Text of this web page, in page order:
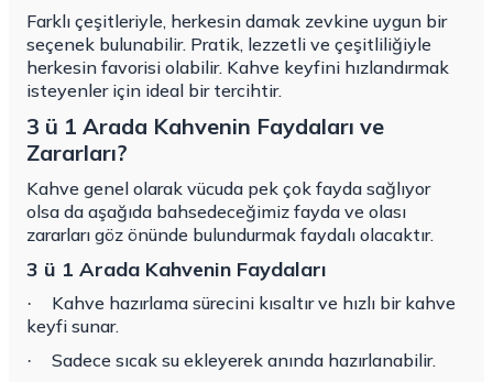
Farklı çeşitleriyle, herkesin damak zevkine uygun bir
seçenek bulunabilir. Pratik, lezzetli ve çeşitliliğiyle
herkesin favorisi olabilir. Kahve keyfini hızlandırmak
isteyenler için ideal bir tercihtir.
3 ü 1 Arada Kahvenin Faydaları ve
Zararları?
Kahve genel olarak vücuda pek çok fayda sağlıyor
olsa da aşağıda bahsedeceğimiz fayda ve olası
zararları göz önünde bulundurmak faydalı olacaktır.
3 ü 1 Arada Kahvenin Faydaları
·
Kahve hazırlama sürecini kısaltır ve hızlı bir kahve
keyfi sunar.
· Sadece sıcak su ekleyerek anında hazırlanabilir.